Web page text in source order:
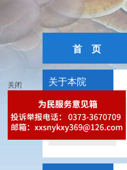
首 页
关于本院
院情简介
院所导航
关闭